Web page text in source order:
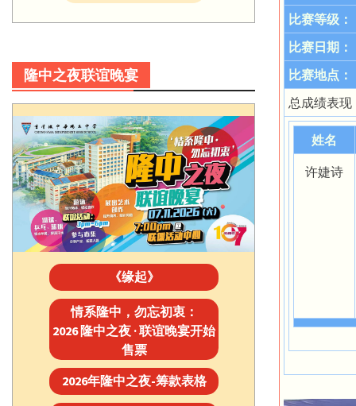
比赛等级：
比赛日期：
比赛地点：
总成绩表现
姓名
许婕诗
隆中之夜联谊晚宴
《缘起》
情系隆中，勿忘初衷：
2026 隆中之夜 · 联谊晚宴开始
售票
2026年隆中之夜-筹款表格